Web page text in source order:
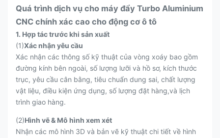
Quá trình dịch vụ cho máy đẩy Turbo Aluminium
CNC chính xác cao cho động cơ ô tô
1. Hợp tác trước khi sản xuất
(1)Xác nhận yêu cầu
Xác nhận các thông số kỹ thuật của vòng xoáy bao gồm
đường kính bên ngoài, số lượng lưỡi và hồ sơ, kích thước
trục, yêu cầu cân bằng, tiêu chuẩn dung sai, chất lượng
vật liệu, điều kiện ứng dụng, số lượng đặt hàng,và lịch
trình giao hàng.
(2)Hình vẽ & Mô hình xem xét
Nhận các mô hình 3D và bản vẽ kỹ thuật chi tiết về hình